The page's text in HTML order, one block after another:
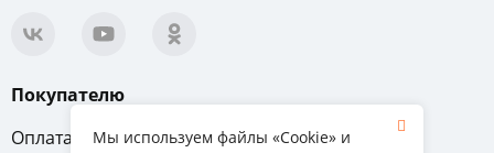
Покупателю
Оплата
Вопрос-ответ
Мы используем файлы «Cookie» и